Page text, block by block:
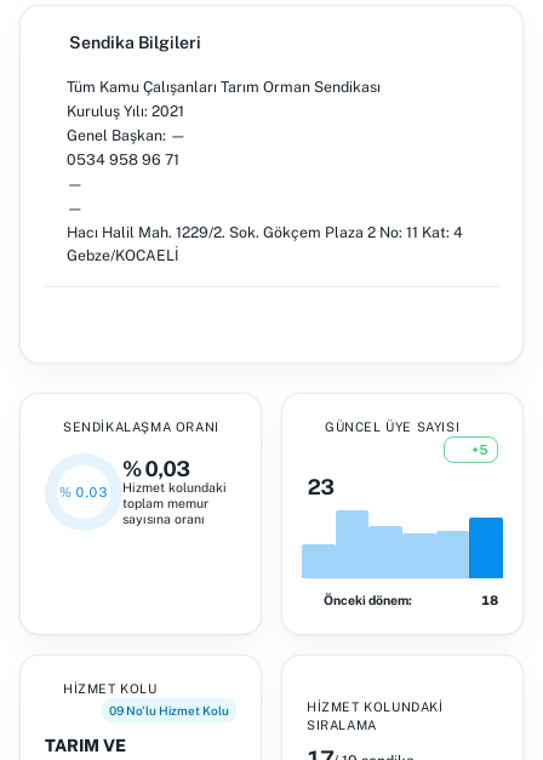
Sendika Bilgileri
Tüm Kamu Çalışanları Tarım Orman Sendikası
Kuruluş Yılı: 2021
Genel Başkan: —
0534 958 96 71
—
—
Hacı Halil Mah. 1229/2. Sok. Gökçem Plaza 2 No: 11 Kat: 4
Gebze/KOCAELİ
SENDIKALAŞMA ORANI
% 0,03
% 0,03
Hizmet kolundaki
toplam memur
sayısına oranı
GÜNCEL ÜYE SAYISI
+5
23
Önceki dönem: 18
HIZMET KOLU
09 No'lu Hizmet Kolu
TARIM VE
HIZMET KOLUNDAKI
SIRALAMA